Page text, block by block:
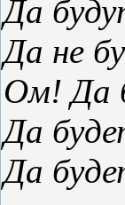
Да
Да не
Ом! Да
Да
Да